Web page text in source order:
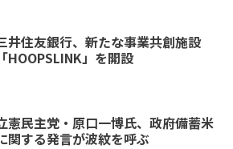
井住友銀行、新たな事業共創施設
「HOOPSLINK」を開設
憲民主党・原口一博氏、政府備蓄米
関する発言が波紋を呼ぶ